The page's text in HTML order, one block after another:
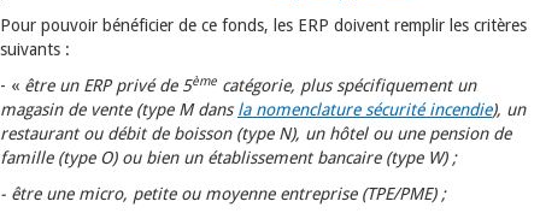
Pour pouvoir bénéficier de ce fonds, les ERP doivent remplir les critères
suivants :
- « être un ERP privé de 5ème catégorie, plus spécifiquement un
magasin de vente (type M dans la nomenclature sécurité incendie), un
restaurant ou débit de boisson (type N), un hôtel ou une pension de
famille (type O) ou bien un établissement bancaire (type W) ;
- être une micro, petite ou moyenne entreprise (TPE/PME) ;